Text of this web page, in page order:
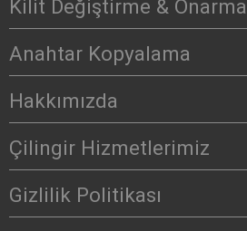
Kilit Değiştirme & Onarma
Anahtar Kopyalama
Hakkımızda
Çilingir Hizmetlerimiz
Gizlilik Politikası